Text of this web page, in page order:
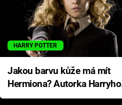
HARRY POTTER
Jakou barvu kůže má mít
Hermiona? Autorka Harryho
Pottera přišla s ráznou